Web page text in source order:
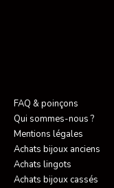
FAQ & poinçons
Qui sommes-nous ?
Mentions légales
Achats bijoux anciens
Achats lingots
Achats bijoux cassés